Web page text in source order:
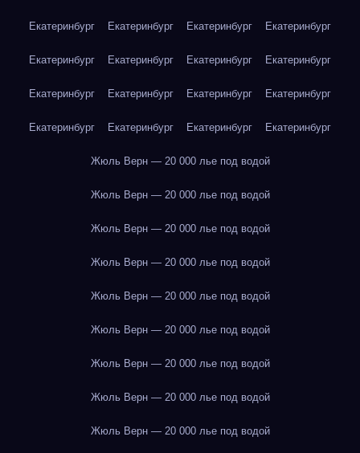
Екатеринбург Екатеринбург Екатеринбург Екатеринбург
Екатеринбург Екатеринбург Екатеринбург Екатеринбург
Екатеринбург Екатеринбург Екатеринбург Екатеринбург
Екатеринбург Екатеринбург Екатеринбург Екатеринбург
Жюль Верн — 20 000 лье под водой
Жюль Верн — 20 000 лье под водой
Жюль Верн — 20 000 лье под водой
Жюль Верн — 20 000 лье под водой
Жюль Верн — 20 000 лье под водой
Жюль Верн — 20 000 лье под водой
Жюль Верн — 20 000 лье под водой
Жюль Верн — 20 000 лье под водой
Жюль Верн — 20 000 лье под водой